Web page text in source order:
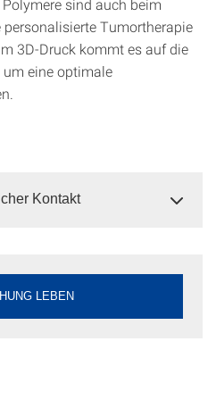
Tumortherapie
3D-Druck kommt es auf die
um eine optimale
Kontakt
LEBEN